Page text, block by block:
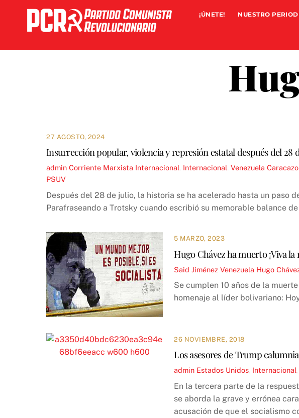
content
¡ÚNETE! NUESTRO
27 AGOSTO, 2024
Insurrección popular, violencia y represión estatal después del
admin Corriente Marxista Internacional Internacional Venezuela Caracazo
PSUV
Después del 28 de julio, la historia se ha acelerado hasta un paso
Parafraseando a Trotsky cuando escribió su memorable balance
5 MARZO, 2023
Hugo Chávez ha muerto ¡Viva
Said Jiménez Venezuela Hugo
Se cumplen 10 años de la
homenaje al líder bolivariano:
26 NOVIEMBRE, 2018
Los asesores de Trump
admin Estados Unidos Internacional
En la tercera parte de la
se aborda la grave y errónea
acusación de que el socialismo